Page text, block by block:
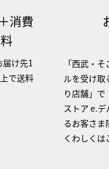
消費
け先1
で送料
「西武・
ルを受け取
り店舗」
ストア e.
るお客さま
くわしくは